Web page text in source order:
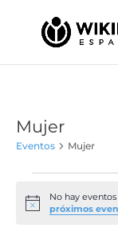
Mujer
Eventos Mujer
en
Aviso
No hay
próximos